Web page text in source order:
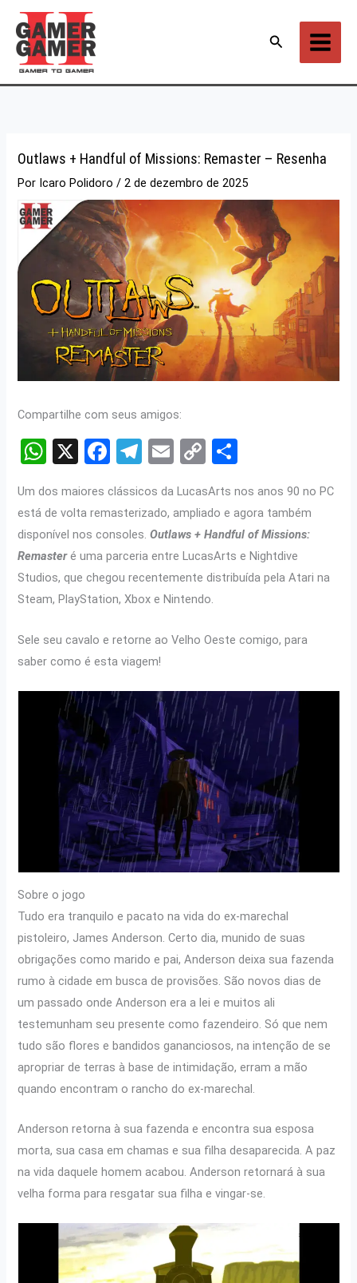
para
conteúdo
Pesquisar
Outlaws + Handful of Missions: Remaster – Resenha
Por Icaro Polidoro/2 de dezembro de 2025
Compartilhe com seus amigos:
W
at
s
A
p
p
X
F
ce
b
o
o
k
T
e
gr
a
m
E
ail
C
py
Li
n
k
ar
e
Um dos maiores clássicos da LucasArts nos anos 90 no PC
está de volta remasterizado, ampliado e agora também
disponível nos consoles.Outlaws + Handful of Missions:
Remasteré uma parceria entre LucasArts e Nightdive
Studios, que chegou recentemente distribuída pela Atari na
Steam, PlayStation, Xbox e Nintendo.
Sele seu cavalo e retorne ao Velho Oeste comigo, para
saber como é esta viagem!
Sobre o jogo
Tudo era tranquilo e pacato na vida do ex-marechal
pistoleiro, James Anderson. Certo dia, munido de suas
obrigações como marido e pai, Anderson deixa sua fazenda
rumo à cidade em busca de provisões. São novos dias de
um passado onde Anderson era a lei e muitos ali
testemunham seu presente como fazendeiro. Só que nem
tudo são flores e bandidos gananciosos, na intenção de se
apropriar de terras à base de intimidação, erram a mão
quando encontram o rancho do ex-marechal.
Anderson retorna à sua fazenda e encontra sua esposa
morta, sua casa em chamas e sua filha desaparecida. A paz
na vida daquele homem acabou. Anderson retornará à sua
velha forma para resgatar sua filha e vingar-se.